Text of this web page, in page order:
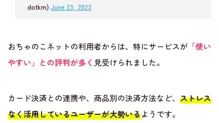
dotkm) June 23, 2023
おちゃのこネットの利用者からは、特にサービスが 「使い
やすい」との評判が多く 見受けられました。
カード決済との連携や、商品別の決済方法など、 ストレス
なく活用しているユーザーが大勢いるようです。